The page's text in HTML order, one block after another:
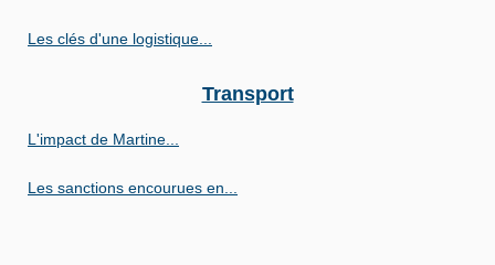
Les clés d'une logistique...
Transport
L'impact de Martine...
Les sanctions encourues en...